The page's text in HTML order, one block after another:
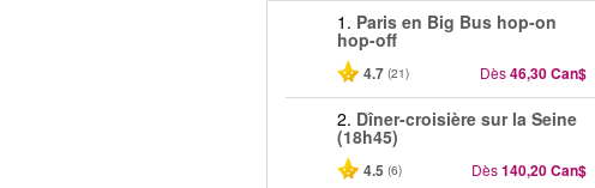
1. Paris en Big Bus hop-on
hop-off
4.7 (21) Dès46,30 Can$
2. Dîner-croisière sur la Seine
(18h45)
4.5 (6) Dès140,20 Can$